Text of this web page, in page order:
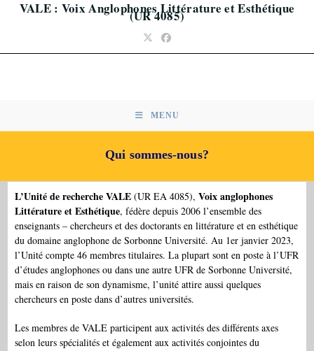
VALE : Voix Anglophones Littérature et Esthétique
(UR 4085)
MENU
Qui sommes-nous?
L’Unité de recherche VALE (UR EA 4085),Voix anglophones
Littérature et Esthétique, fédère depuis 2006 l’ensemble des
enseignants – chercheurs et des doctorants en littérature et en esthétique
du domaine anglophone de Sorbonne Université. Au 1er janvier 2023,
l’Unité compte 46 membres titulaires. La plupart sont en poste à l’UFR
d’études anglophones ou dans une autre UFR de Sorbonne Université,
mais en raison de son dynamisme, l’unité attire aussi quelques
chercheurs en poste dans d’autres universités.
Les membres de VALE participent aux activités des différents axes
selon leurs spécialités et également aux activités conjointes du